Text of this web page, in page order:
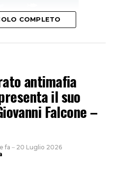
Comune di Formia, offrirà
la figura di Eugenio
di Santo Stefano dal
uno dei precursori della
del 1975.
COMPLETO
antimafia
il suo
Falcone –
fa – 20 Luglio 2026